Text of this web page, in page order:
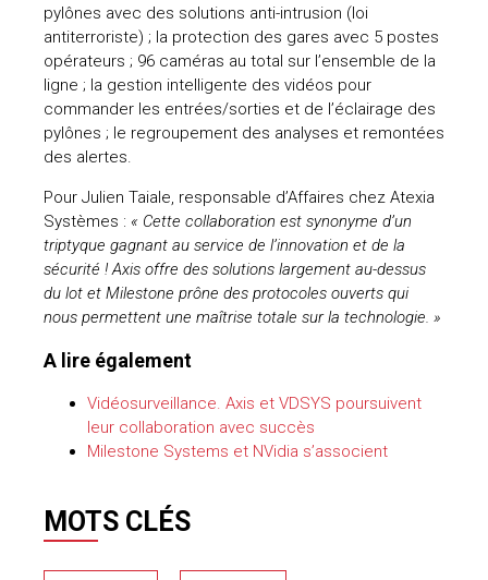
pylônes avec des solutions anti-intrusion (loi
antiterroriste) ; la protection des gares avec 5 postes
opérateurs ; 96 caméras au total sur l’ensemble de la
ligne ; la gestion intelligente des vidéos pour
commander les entrées/sorties et de l’éclairage des
pylônes ; le regroupement des analyses et remontées
des alertes.
Pour Julien Taiale, responsable d’Affaires chez Atexia
Systèmes : « Cette collaboration est synonyme d’un
triptyque gagnant au service de l’innovation et de la
sécurité ! Axis offre des solutions largement au-dessus
du lot et Milestone prône des protocoles ouverts qui
nous permettent une maîtrise totale sur la technologie. »
A lire également
Vidéosurveillance. Axis et VDSYS poursuivent
leur collaboration avec succès
Milestone Systems et NVidia s’associent
MOTS CLÉS